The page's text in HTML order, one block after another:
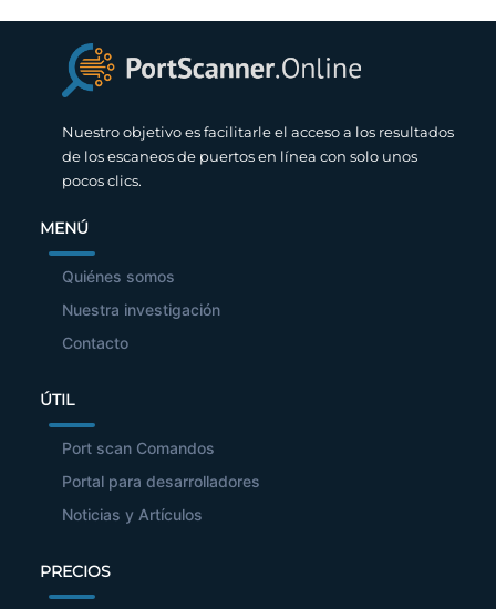
Nuestro objetivo es facilitarle el acceso a los resultados
de los escaneos de puertos en línea con solo unos
pocos clics.
MENÚ
Quiénes somos
Nuestra investigación
Contacto
ÚTIL
Port scan Comandos
Portal para desarrolladores
Noticias y Artículos
PRECIOS